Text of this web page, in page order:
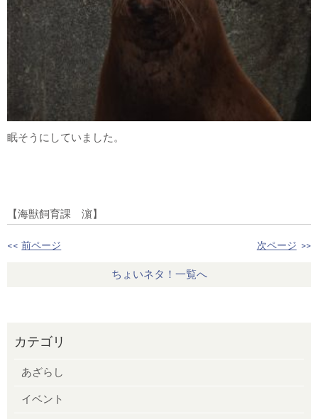
眠そうにしていました。
【海獣飼育課 濵】
<< 前ページ 次ページ >>
ちょいネタ！一覧へ
カテゴリ
あざらし
イベント